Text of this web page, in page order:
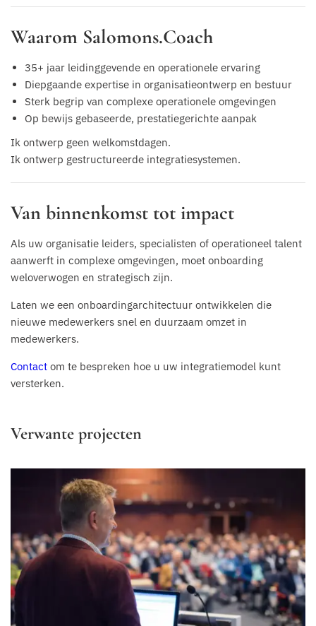
Waarom Salomons.Coach
35+ jaar leidinggevende en operationele ervaring
Diepgaande expertise in organisatieontwerp en bestuur
Sterk begrip van complexe operationele omgevingen
Op bewijs gebaseerde, prestatiegerichte aanpak
Ik ontwerp geen welkomstdagen.
Ik ontwerp gestructureerde integratiesystemen.
Van binnenkomst tot impact
Als uw organisatie leiders, specialisten of operationeel talent
aanwerft in complexe omgevingen, moet onboarding
weloverwogen en strategisch zijn.
Laten we een onboardingarchitectuur ontwikkelen die
nieuwe medewerkers snel en duurzaam omzet in
medewerkers.
Contact om te bespreken hoe u uw integratiemodel kunt
versterken.
Verwante projecten